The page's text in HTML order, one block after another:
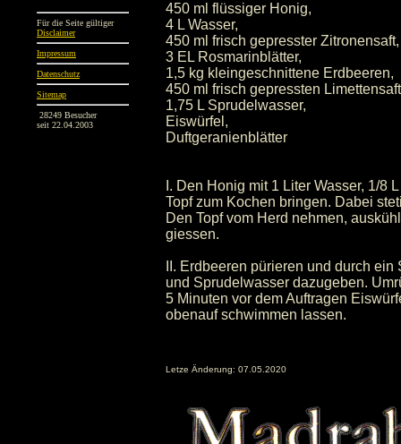
Für die Seite gültiger
Disclaimer
Impressum
Datenschutz
Sitemap
28249 Besucher
seit 22.04.2003
450 ml flüssiger Honig,
4 L Wasser,
450 ml frisch gepresster Zitronensaft,
3 EL Rosmarinblätter,
1,5 kg kleingeschnittene Erdbeeren,
450 ml frisch gepressten
1,75 L Sprudelwasser,
Eiswürfel,
Duftgeranienblätter
I. Den Honig mit 1 Liter Wasser, 1/8
Topf zum Kochen bringen. Dabei
Den Topf vom Herd nehmen,
giessen.
II. Erdbeeren pürieren und durch
und Sprudelwasser dazugeben.
5 Minuten vor dem Auftragen
obenauf schwimmen lassen.
Letze Änderung: 07.05.2020